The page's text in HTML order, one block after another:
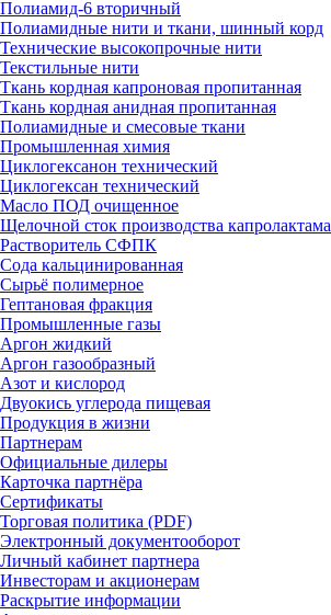
Полиамид-6 вторичный
Полиамидные нити и ткани, шинный корд
Технические высокопрочные нити
Текстильные нити
Ткань кордная капроновая пропитанная
Ткань кордная анидная пропитанная
Полиамидные и смесовые ткани
Промышленная химия
Циклогексанон технический
Циклогексан технический
Масло ПОД очищенное
Щелочной сток производства капролактама
Растворитель СФПК
Сода кальцинированная
Сырьё полимерное
Гептановая фракция
Промышленные газы
Аргон жидкий
Аргон газообразный
Азот и кислород
Двуокись углерода пищевая
Продукция в жизни
Партнерам
Официальные дилеры
Карточка партнёра
Сертификаты
Торговая политика (PDF)
Электронный документооборот
Личный кабинет партнера
Инвесторам и акционерам
Раскрытие информации